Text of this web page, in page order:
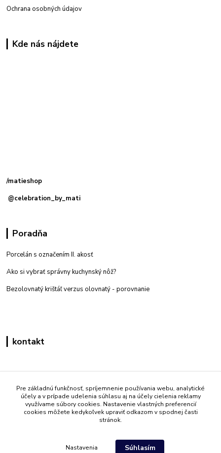
Ochrana osobných údajov
Kde nás nájdete
/matieshop
@celebration_by_mati
Poradňa
Porcelán s označením II. akosť
Ako si vybrať správny kuchynský nôž?
Bezolovnatý krištáľ verzus olovnatý - porovnanie
kontakt
+421 908 861 051
(Po - Pia 7:30-15:30)
info@mati.sk
Pre základnú funkčnosť, spríjemnenie používania webu, analytické
účely a v prípade udelenia súhlasu aj na účely cielenia reklamy
využívame súbory cookies. Nastavenie vlastných preferencií
cookies môžete kedykoľvek upraviť odkazom v spodnej časti
stránok.
Nastavenia Súhlasím